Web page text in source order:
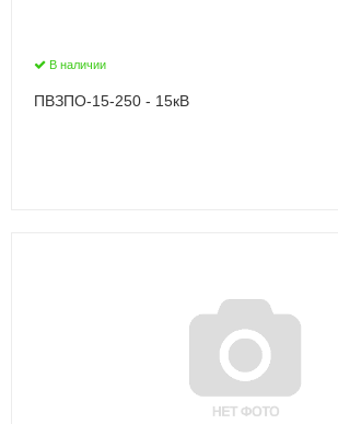
В наличии
ПВЗПО-15-250 - 15кВ